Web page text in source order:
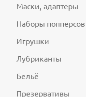
Маски, адаптеры
Наборы попперсов
Игрушки
Лубриканты
Бельё
Презервативы